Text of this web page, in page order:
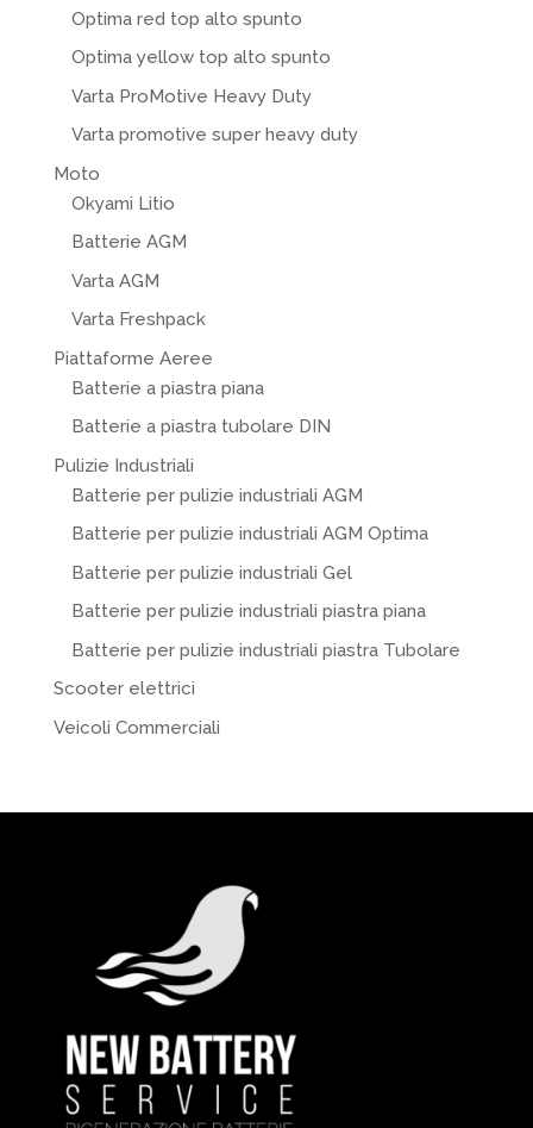
Optima red top alto spunto
Optima yellow top alto spunto
Varta ProMotive Heavy Duty
Varta promotive super heavy duty
Moto
Okyami Litio
Batterie AGM
Varta AGM
Varta Freshpack
Piattaforme Aeree
Batterie a piastra piana
Batterie a piastra tubolare DIN
Pulizie Industriali
Batterie per pulizie industriali AGM
Batterie per pulizie industriali AGM Optima
Batterie per pulizie industriali Gel
Batterie per pulizie industriali piastra piana
Batterie per pulizie industriali piastra Tubolare
Scooter elettrici
Veicoli Commerciali